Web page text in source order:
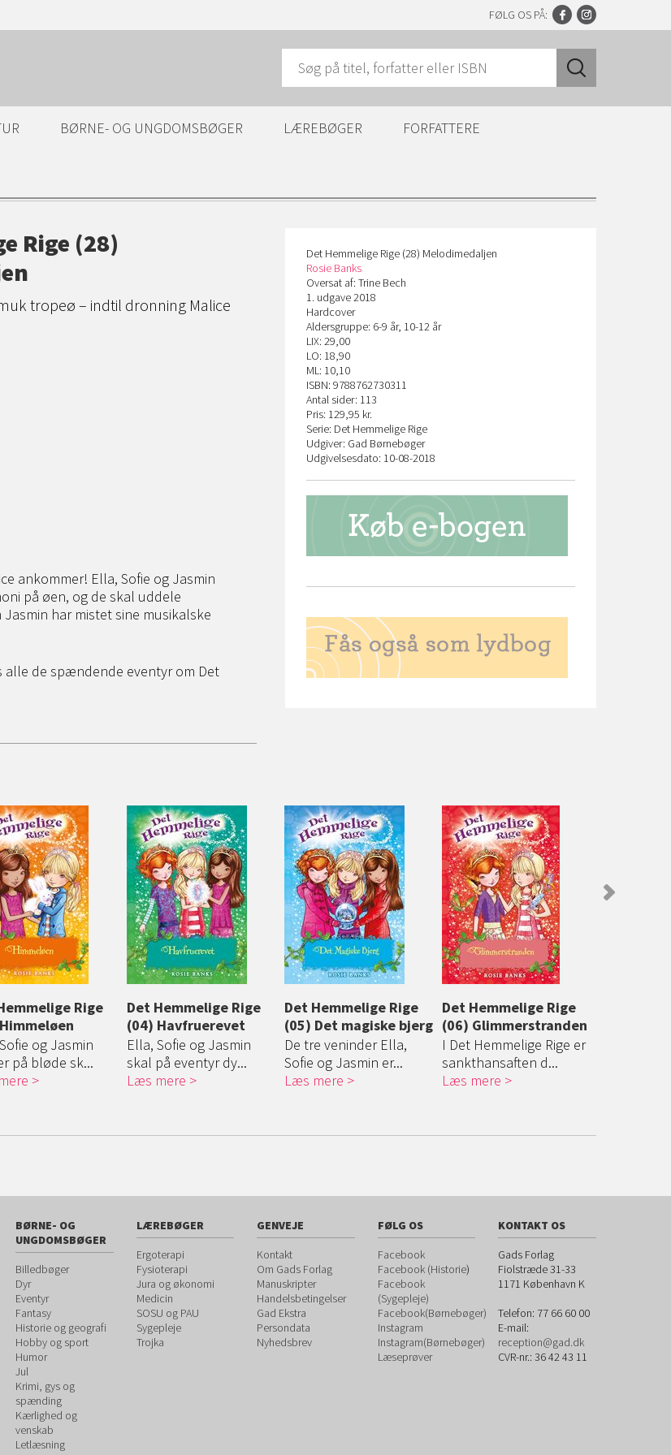
FØLG OS PÅ:
BØRNE- OG UNGDOMSBØGER LÆREBØGER FORFATTERE
Rige (28)
tropeø – indtil dronning Malice
ankommer! Ella, Sofie og Jasmin
på øen, og de skal uddele
har mistet sine musikalske
alle de spændende eventyr om Det
Det Hemmelige Rige (28) Melodimedaljen
Rosie Banks
Oversat af: Trine Bech
1. udgave 2018
Hardcover
Aldersgruppe: 6-9 år, 10-12 år
LIX: 29,00
LO: 18,90
ML: 10,10
ISBN: 9788762730311
Antal sider: 113
Pris: 129,95 kr.
Serie: Det Hemmelige Rige
Udgiver: Gad Børnebøger
Udgivelsesdato: 10-08-2018
Rige
og Jasmin
på bløde sk...
Det Hemmelige Rige
(04) Havfruerevet
Ella, Sofie og Jasmin
skal på eventyr dy...
Læs mere
Det Hemmelige Rige
(05) Det magiske bjerg
De tre veninder Ella,
Sofie og Jasmin er...
Læs mere
Det Hemmelige Rige
(06) Glimmerstranden
I Det Hemmelige Rige er
sankthansaften d...
Læs mere
BØRNE- OG
UNGDOMSBØGER
Billedbøger
Dyr
Eventyr
Fantasy
Historie og geografi
Hobby og sport
Humor
Jul
Krimi, gys og
spænding
Kærlighed og
venskab
Letlæsning
LÆREBØGER
Ergoterapi
Fysioterapi
Jura og økonomi
Medicin
SOSU og PAU
Sygepleje
Trojka
GENVEJE
Kontakt
Om Gads Forlag
Manuskripter
Handelsbetingelser
Gad Ekstra
Persondata
Nyhedsbrev
FØLG OS
Facebook
Facebook (Historie)
Facebook
(Sygepleje)
Facebook(Børnebøger)
Instagram
Instagram(Børnebøger)
Læseprøver
KONTAKT OS
Gads Forlag
Fiolstræde 31-33
1171 København K
Telefon: 77 66 60 00
E-mail:
reception@gad.dk
CVR-nr.: 36 42 43 11